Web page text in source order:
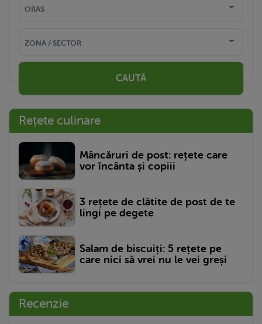
CAUTĂ
Rețete culinare
Mâncăruri de post: rețete care
vor încânta și copiii
3 rețete de clătite de post de te
lingi pe degete
Salam de biscuiți: 5 rețete pe
care nici să vrei nu le vei greși
Recenzie